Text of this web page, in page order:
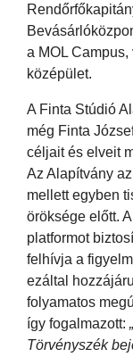
a MOL
középület.
A Finta Stúdió
még Finta
céljait és elveit
Az Alapítvány
mellett egyben
öröksége előtt.
platformot
felhívja a
ezáltal
folyamatos
így fogalmazott:
Törvényszék